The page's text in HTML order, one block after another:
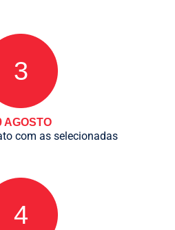
3
AGOSTO
com as selecionadas
4